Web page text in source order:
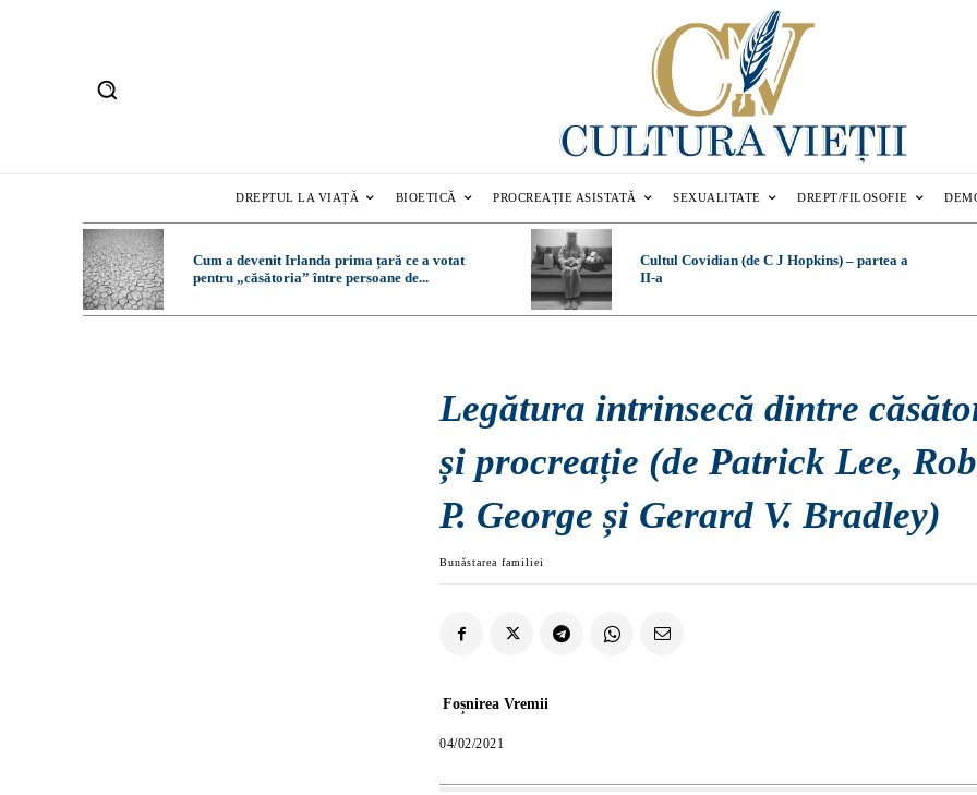
DREPTUL LA VIAȚĂ BIOETICĂ PROCREAȚIE ASISTATĂ SEXUALITATE DREPT/FILOSOFIE
Cum a devenit Irlanda prima țară ce a votat
pentru „căsătoria” între persoane de...
Cultul Covidian (de C J Hopkins) – partea a
II-a
Legătura intrinsecă dintre
și procreație (de Patrick Lee,
P. George și Gerard V. Bradley)
Bunăstarea familiei
Foșnirea Vremii
04/02/2021